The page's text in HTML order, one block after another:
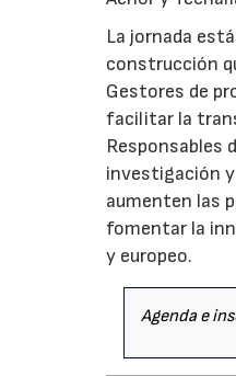
La jornada
construcción
Gestores de
facilitar la
Responsables
investigación
aumenten las
fomentar la
y europeo.
Agenda e